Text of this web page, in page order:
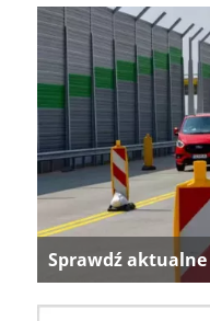
Sprawdź